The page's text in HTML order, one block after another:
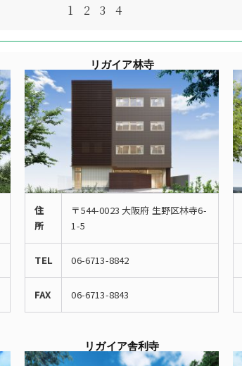
1 2 3 4
リガイア林寺
住
所
〒544-0023 大阪府 生野区林寺6-
1-5
TEL 06-6713-8842
FAX 06-6713-8843
リガイア舎利寺